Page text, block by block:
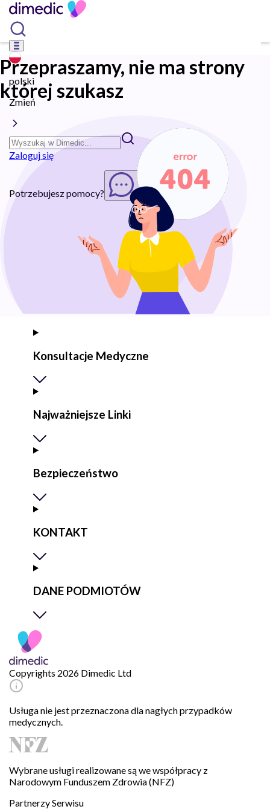
polski
Zmień
Zaloguj się
Potrzebujesz pomocy? Rozpocznij chat
Przepraszamy, nie ma strony
której szukasz
Konsultacje Medyczne
Najważniejsze Linki
Bezpieczeństwo
KONTAKT
DANE PODMIOTÓW
Copyrights 2026 Dimedic Ltd
Usługa nie jest przeznaczona dla nagłych przypadków
medycznych.
Wybrane usługi realizowane są we współpracy z
Narodowym Funduszem Zdrowia (NFZ)
Partnerzy Serwisu